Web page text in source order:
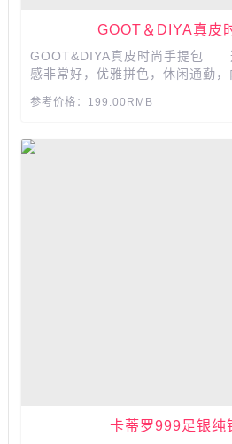
GOOT＆DIYA真皮
GOOT&DIYA真皮时尚手提包
感非常好，优雅拼色，休闲通勤
搭……...
参考价格：199.00RMB
卡蒂罗999足银纯